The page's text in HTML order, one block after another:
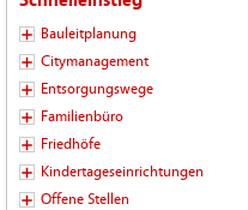
Bauleitplanung
Citymanagement
Entsorgungswege
Familienbüro
Friedhöfe
Kindertageseinrichtungen
Offene Stellen